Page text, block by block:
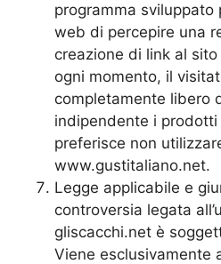
programma sviluppato
web di percepire una
creazione di link al
ogni momento, il
completamente libero
indipendente i prodotti
preferisce non
www.gustitaliano.net.
Legge applicabile e
controversia legata
gliscacchi.net è
Viene esclusivamente